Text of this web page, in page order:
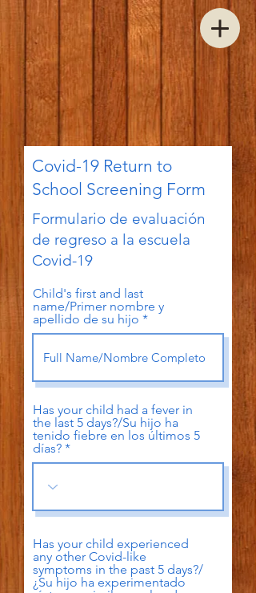
Covid-19 Return to
School Screening Form
Formulario de evaluación
de regreso a la escuela
Covid-19
Child's first and last
name/Primer nombre y
apellido de su hijo
Has your child had a fever in
the last 5 days?/Su hijo ha
tenido fiebre en los últimos 5
días?
Has your child experienced
any other Covid-like
symptoms in the past 5 days?/
¿Su hijo ha experimentado